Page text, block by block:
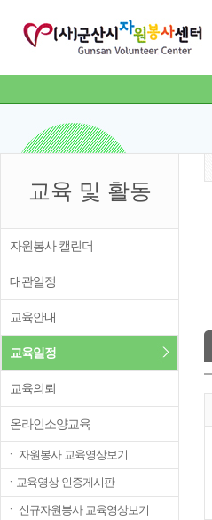
교육 및 활동
자원봉사 캘린더
대관일정
교육안내
교육일정
교육의뢰
온라인소양교육
ㆍ 자원봉사 교육영상보기
ㆍ교육영상 인증게시판
ㆍ 신규자원봉사 교육영상보기